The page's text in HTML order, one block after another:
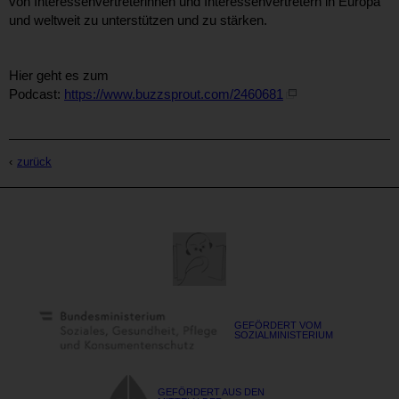
und weltweit zu unterstützen und zu stärken.
Hier geht es zum
Podcast: https://www.buzzsprout.com/2460681
zurück
GEFÖRDERT VOM
SOZIALMINISTERIUM
GEFÖRDERT AUS DEN